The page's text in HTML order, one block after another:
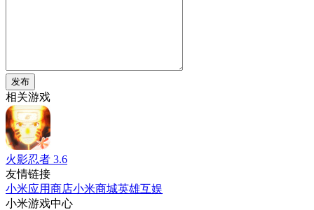
发布
相关游戏
火影忍者 3.6
友情链接
小米应用商店小米商城英雄互娱
小米游戏中心